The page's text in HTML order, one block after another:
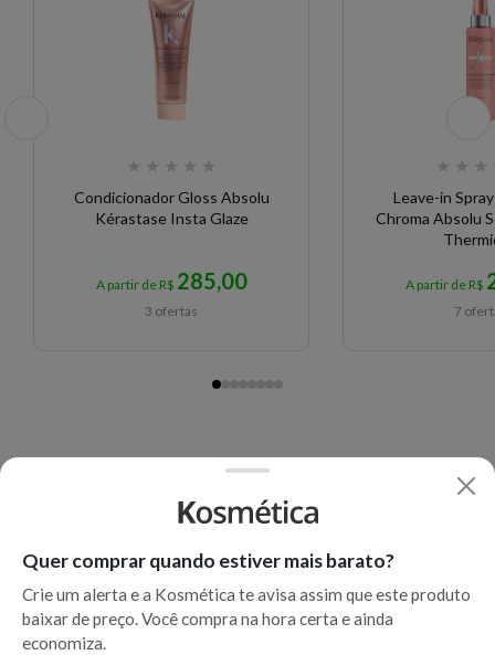
★ ★ ★ ★ ★
Condicionador Gloss Absolu
Kérastase Insta Glaze
A partir de R$ 285,00
3 ofertas
★ ★ ★
Leave-in
Chroma Absolu
A partir de R$
7
Quer comprar quando estiver mais barato?
Crie um alerta e a Kosmética te avisa assim que este produto
baixar de preço. Você compra na hora certa e ainda
economiza.